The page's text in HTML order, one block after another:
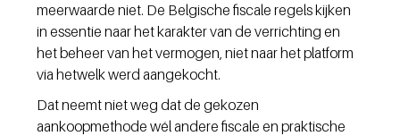
meerwaarde niet. De Belgische fiscale regels kijken
in essentie naar het karakter van de verrichting en
het beheer van het vermogen, niet naar het platform
via hetwelk werd aangekocht.
Dat neemt niet weg dat de gekozen
aankoopmethode wél andere fiscale en praktische